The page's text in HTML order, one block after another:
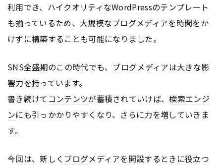
利用でき、ハイクオリティなWordPressのテンプレート
も揃っているため、大規模なブログメディアを時間をか
けずに構築することも可能になりました。
SNS全盛期のこの時代でも、 ブログメディアは大きな影
響力を持っています。
書き続けて コンテンツが蓄積されていけば、検索エンジ
ンにも引っかかりやすくなり、さらに力を増していきま
す。
今回は、新しく ブログメディアを開設するときに役立つ